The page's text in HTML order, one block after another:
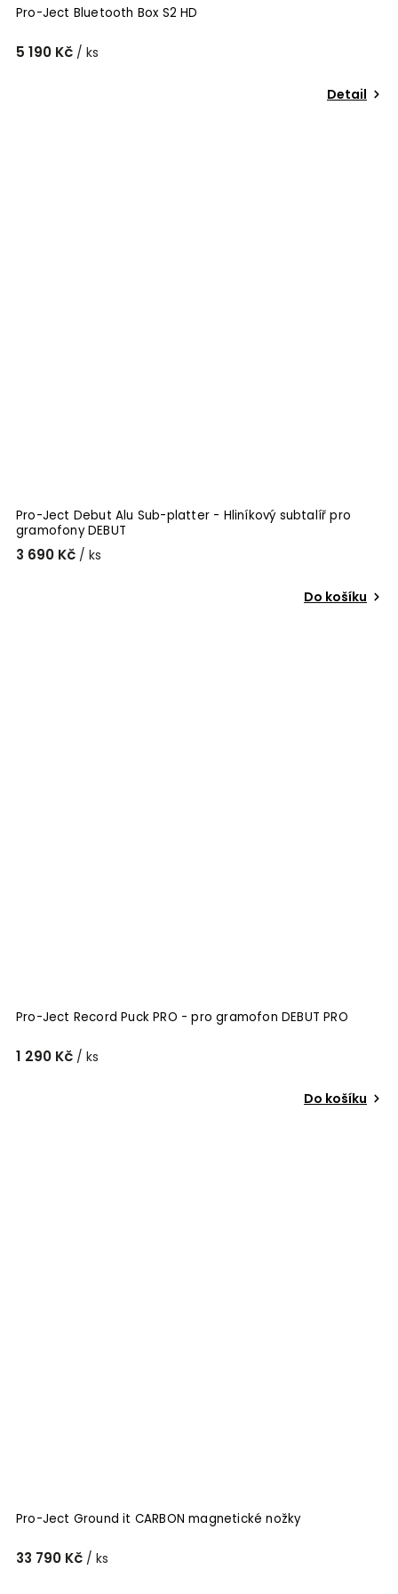
Pro-Ject Bluetooth Box S2 HD
5 190 Kč / ks
Detail
Pro-Ject Debut Alu Sub-platter - Hliníkový subtalíř pro
gramofony DEBUT
3 690 Kč / ks
Do košíku
Pro-Ject Record Puck PRO - pro gramofon DEBUT PRO
1 290 Kč / ks
Do košíku
Pro-Ject Ground it CARBON magnetické nožky
33 790 Kč / ks